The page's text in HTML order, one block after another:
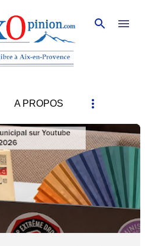
Accéder au contenu principal
A PROPOS